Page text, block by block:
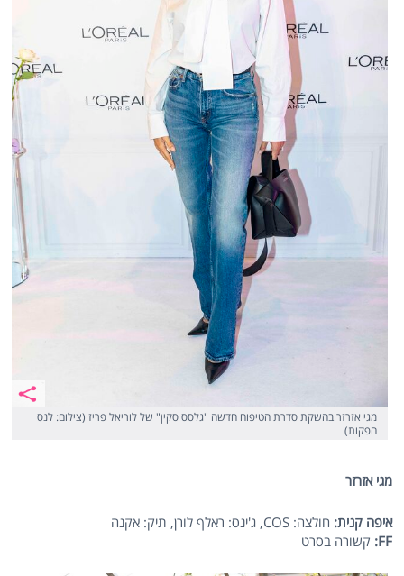
מגי אזרזר בהשקת סדרת הטיפוח חדשה "גלסס סקין" של לוריאל פריז (צילום: לנס
הפקות)
מגי אזרזר
איפה קנית: חולצה: COS, ג'ינס: ראלף לורן, תיק: אקנה
FF
: קשורה בסרט